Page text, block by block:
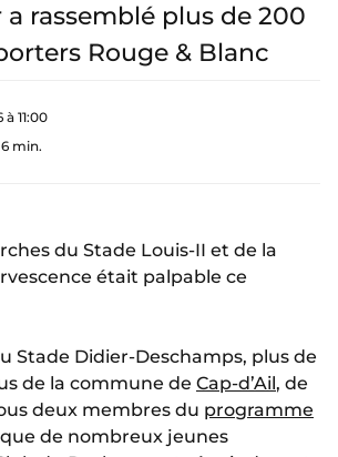
a rassemblé plus de 200
Rouge & Blanc
11:00
min.
du Stade Louis-II et de la
était palpable ce
Stade Didier-Deschamps, plus de
de la commune de Cap-d’Ail, de
deux membres du programme
que de nombreux jeunes